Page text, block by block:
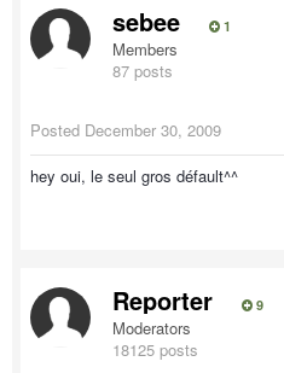
sebee 1
Members
87 posts
Posted December 30, 2009
hey oui, le seul gros défault^^
Reporter 9
Moderators
18125 posts